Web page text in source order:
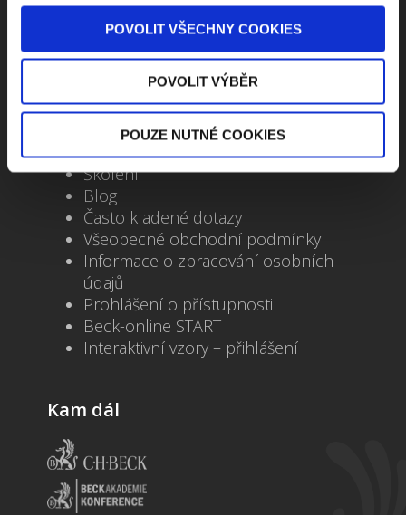
POVOLIT VŠECHNY COOKIES
POVOLIT VÝBĚR
POUZE NUTNÉ COOKIES
beck-online@beck.cz
Důležité odkazy
Kontakty
Školení
Blog
Často kladené dotazy
Všeobecné obchodní podmínky
Informace o zpracování osobních
údajů
Prohlášení o přístupnosti
Beck-online START
Interaktivní vzory – přihlášení
Kam dál